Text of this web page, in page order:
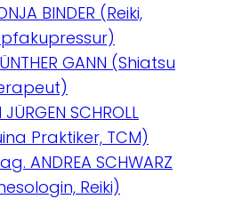
BINDER (Reiki,
GANN (Shiatsu
JÜRGEN SCHROLL
Praktiker, TCM)
ANDREA SCHWARZ
Reiki)